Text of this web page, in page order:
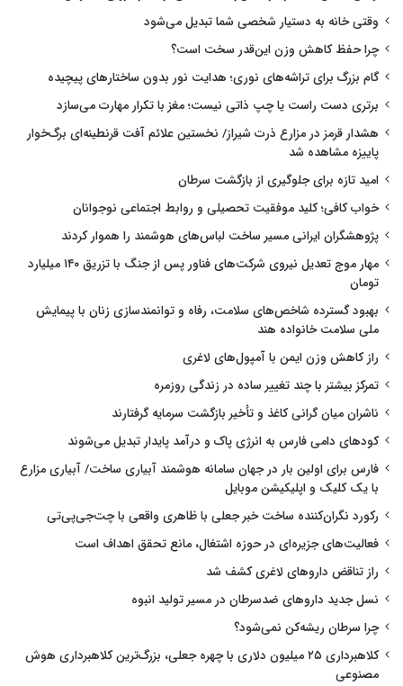
وقتی خانه به دستیار شخصی شما تبدیل می‌شود
چرا حفظ کاهش وزن این‌قدر سخت است؟
گام بزرگ برای تراشه‌های نوری؛ هدایت نور بدون ساختارهای پیچیده
برتری دست راست یا چپ ذاتی نیست؛ مغز با تکرار مهارت می‌سازد
هشدار قرمز در مزارع ذرت شیراز/ نخستین علائم آفت قرنطینه‌ای برگ‌خوار
پاییزه مشاهده شد
امید تازه برای جلوگیری از بازگشت سرطان
خواب کافی؛ کلید موفقیت تحصیلی و روابط اجتماعی نوجوانان
پژوهشگران ایرانی مسیر ساخت لباس‌های هوشمند را هموار کردند
مهار موج تعدیل نیروی شرکت‌های فناور پس از جنگ با تزریق ۱۴۰ میلیارد
تومان
بهبود گسترده شاخص‌های سلامت، رفاه و توانمندسازی زنان با پیمایش
ملی سلامت خانواده هند
راز کاهش وزن ایمن با آمپول‌های لاغری
تمرکز بیشتر با چند تغییر ساده در زندگی روزمره
ناشران میان گرانی کاغذ و تأخیر بازگشت سرمایه گرفتارند
کودهای دامی فارس به انرژی پاک و درآمد پایدار تبدیل می‌شوند
فارس برای اولین بار در جهان سامانه هوشمند آبیاری ساخت/ آبیاری مزارع
با یک کلیک و اپلیکیشن موبایل
رکورد نگران‌کننده ساخت خبر جعلی با ظاهری واقعی با چت‌جی‌پی‌تی
فعالیت‌های جزیره‌ای در حوزه اشتغال، مانع تحقق اهداف است
راز تناقض داروهای لاغری کشف شد
نسل جدید داروهای ضدسرطان در مسیر تولید انبوه
چرا سرطان ریشه‌کن نمی‌شود؟
کلاهبرداری ۲۵ میلیون دلاری با چهره جعلی، بزرگ‌ترین کلاهبرداری هوش
مصنوعی